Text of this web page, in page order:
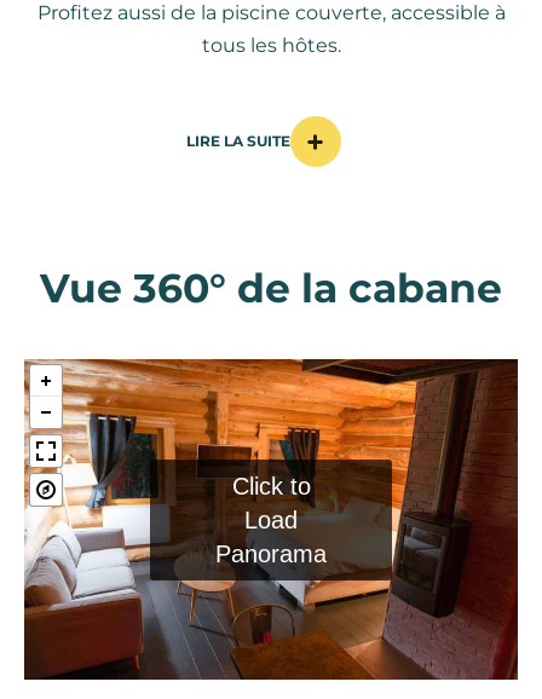
Profitez aussi de la piscine couverte, accessible à
tous les hôtes.
LIRE LA SUITE
Vue 360° de la cabane
Click to
Load
Panorama